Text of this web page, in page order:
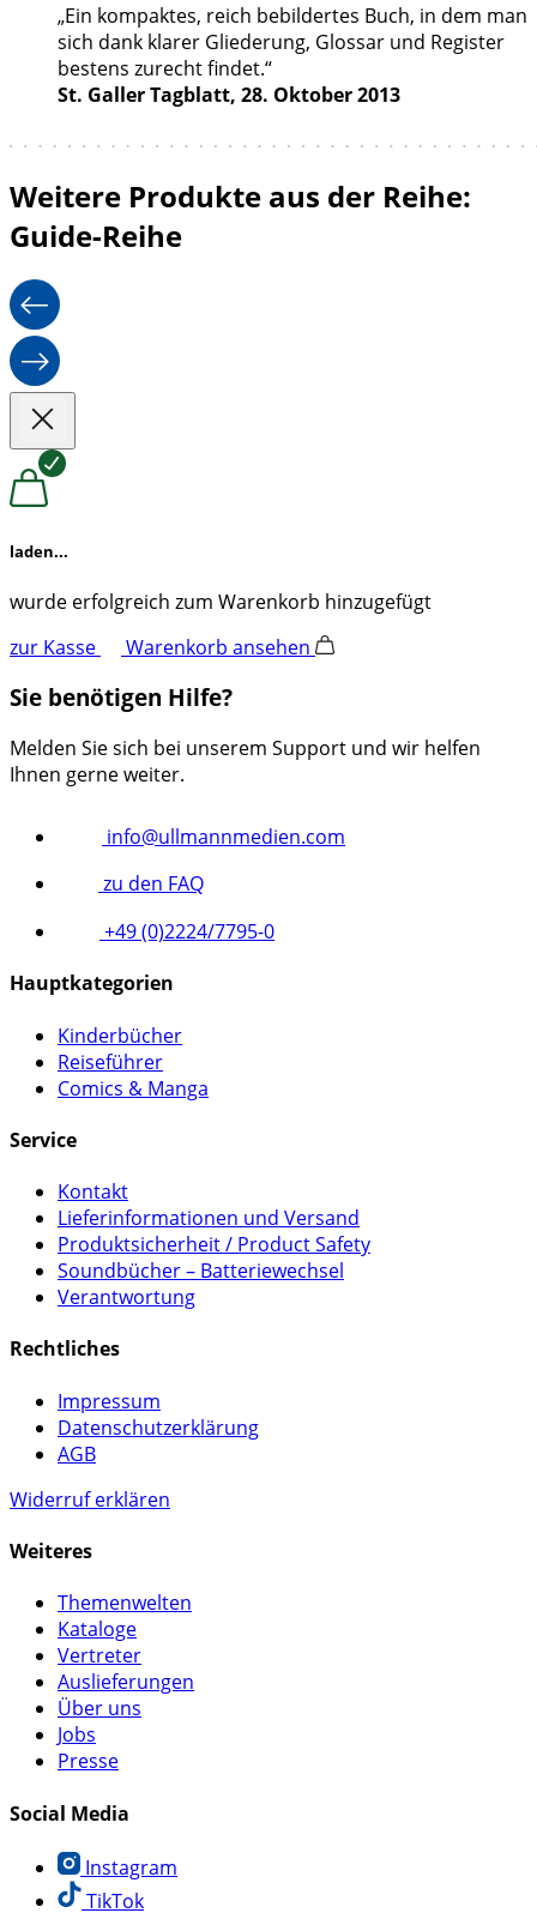
„Ein kompaktes, reich bebildertes Buch, in dem man
sich dank klarer Gliederung, Glossar und Register
bestens zurecht findet.“
St. Galler Tagblatt, 28. Oktober 2013
Weitere Produkte aus der Reihe:
Guide-Reihe
laden...
wurde erfolgreich zum Warenkorb hinzugefügt
zur Kasse
Warenkorb ansehen
Sie benötigen Hilfe?
Melden Sie sich bei unserem Support und wir helfen
Ihnen gerne weiter.
info@ullmannmedien.com
zu den FAQ
+49 (0)2224/7795-0
Hauptkategorien
Kinderbücher
Reiseführer
Comics & Manga
Service
Kontakt
Lieferinformationen und Versand
Produktsicherheit / Product Safety
Soundbücher – Batteriewechsel
Verantwortung
Rechtliches
Impressum
Datenschutzerklärung
AGB
Widerruf erklären
Weiteres
Themenwelten
Kataloge
Vertreter
Auslieferungen
Über uns
Jobs
Presse
Social Media
Instagram
TikTok